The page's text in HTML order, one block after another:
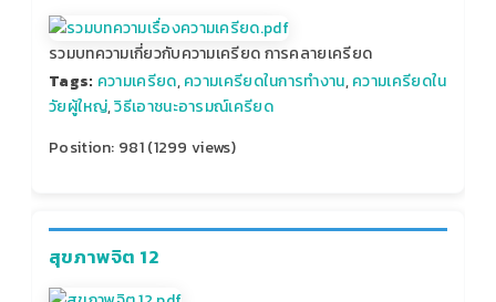
รวมบทความเกี่ยวกับความเครียด การคลายเครียด
Tags: ความเครียด,ความเครียดในการทำงาน,ความเครียดใน
วัยผู้ใหญ่,วิธีเอาชนะอารมณ์เครียด
Position: 981(1299 views)
สุขภาพจิต 12